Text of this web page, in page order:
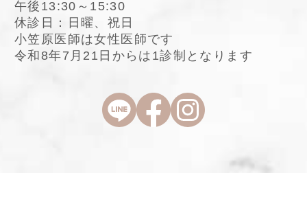
午後13:30～15:30
休診日：日曜、祝日
小笠原医師は女性医師です
令和8年7月21日からは1診制となります